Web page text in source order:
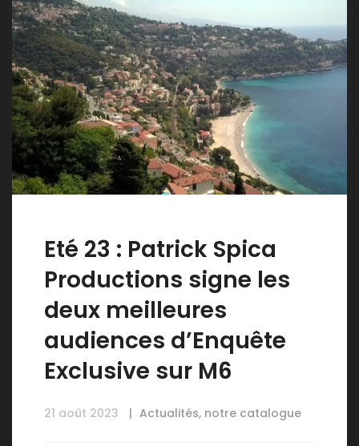
Eté 23 : Patrick Spica
Productions signe les
deux meilleures
audiences d’Enquête
Exclusive sur M6
21 août 2023 Actualités, notre catalogue